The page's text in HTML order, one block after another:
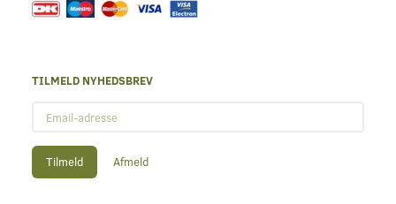
TILMELD NYHEDSBREV
adresse
Tilmeld Afmeld